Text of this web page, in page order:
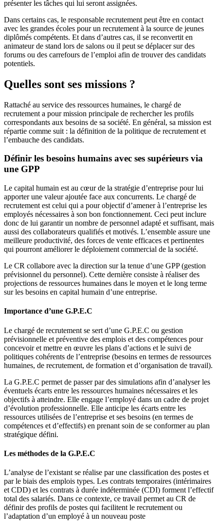
présenter les tâches qui lui seront assignées.
Dans certains cas, le responsable recrutement peut être en contact
avec les grandes écoles pour un recrutement à la source de jeunes
diplômés compétents. Et dans d’autres cas, il se reconvertit en
animateur de stand lors de salons ou il peut se déplacer sur des
forums ou des carrefours de l’emploi afin de trouver des candidats
potentiels.
Quelles sont ses missions ?
Rattaché au service des ressources humaines, le chargé de
recrutement a pour mission principale de rechercher les profils
correspondants aux besoins de sa société. En général, sa mission est
répartie comme suit : la définition de la politique de recrutement et
l’embauche des candidats.
Définir les besoins humains avec ses supérieurs via
une GPP
Le capital humain est au cœur de la stratégie d’entreprise pour lui
apporter une valeur ajoutée face aux concurrents. Le chargé de
recrutement est celui qui a pour objectif d’amener à l’entreprise les
employés nécessaires à son bon fonctionnement. Ceci peut inclure
donc de lui garantir un nombre de personnel adapté et suffisant, mais
aussi des collaborateurs qualifiés et motivés. L’ensemble assure une
meilleure productivité, des forces de vente efficaces et pertinentes
qui pourront améliorer le déploiement commercial de la société.
Le CR collabore avec la direction sur la tenue d’une GPP (gestion
prévisionnel du personnel). Cette dernière consiste à réaliser des
projections de ressources humaines dans le moyen et le long terme
sur les besoins en capital humain d’une entreprise.
Importance d’une G.P.E.C
Le chargé de recrutement se sert d’une G.P.E.C ou gestion
prévisionnelle et préventive des emplois et des compétences pour
concevoir et mettre en œuvre les plans d’actions et le suivi de
politiques cohérents de l’entreprise (besoins en termes de ressources
humaines, de recrutement, de formation et d’organisation de travail).
La G.P.E.C permet de passer par des simulations afin d’analyser les
éventuels écarts entre les ressources humaines nécessaires et les
objectifs à atteindre. Elle engage l’employé dans un cadre de projet
d’évolution professionnelle. Elle anticipe les écarts entre les
ressources utilisées de l’entreprise et ses besoins (en termes de
compétences et d’effectifs) en prenant soin de se conformer au plan
stratégique défini.
Les méthodes de la G.P.E.C
L’analyse de l’existant se réalise par une classification des postes et
par le biais des emplois types. Les contrats temporaires (intérimaires
et CDD) et les contrats à durée indéterminée (CDI) forment l’effectif
total des salariés. Dans ce contexte, ce travail permet au CR de
définir des profils de postes qui facilitent le recrutement ou
l’adaptation d’un employé à un nouveau poste